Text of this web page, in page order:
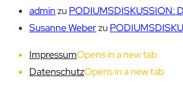
adminzu PODIUMSDISKUSSION:
Susanne Weberzu
ImpressumOpens in a new tab
DatenschutzOpens in a new tab